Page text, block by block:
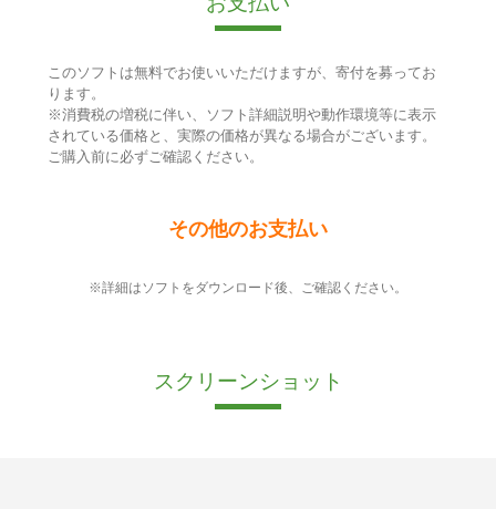
このソフトは無料でお使いいただけますが、寄付を募ってお
ります。
※消費税の増税に伴い、ソフト詳細説明や動作環境等に表示
されている価格と、実際の価格が異なる場合がございます。
ご購入前に必ずご確認ください。
その他のお支払い
※詳細はソフトをダウンロード後、ご確認ください。
スクリーンショット